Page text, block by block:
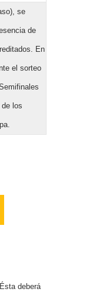
se
de
En
el sorteo
los
deberá